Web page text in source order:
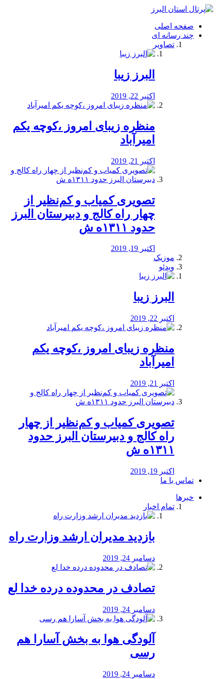
فصد
شرق
تهران
خشکشویی
صفحه اصلی
چند رسانه ای
تصاویر
البرز زیبا
اکتبر 22, 2019
منظره‌‌ زیبای امروز ،کوچه یکم
امیرآباد
اکتبر 21, 2019
️تصویری کمیاب و کم‌نظیر از
چهار راه كالج و دبيرستان البرز
حدود ۱۳۱۱ه ش
اکتبر 19, 2019
موزیک
ویدئو
البرز زیبا
اکتبر 22, 2019
منظره‌‌ زیبای امروز ،کوچه یکم
امیرآباد
اکتبر 21, 2019
️تصویری کمیاب و کم‌نظیر از چهار
راه كالج و دبيرستان البرز حدود
۱۳۱۱ه ش
اکتبر 19, 2019
تماس با ما
خبرها
تمام اخبار
بازدید مدیران ارشد وزارت راه
دسامبر 24, 2019
تصادف در محدوده درده خدا لع
دسامبر 24, 2019
آلودگی هوا به بخش آسارا هم
رسی
دسامبر 24, 2019